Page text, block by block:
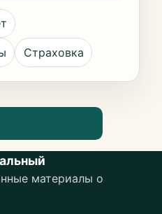
Страховка
материалы о